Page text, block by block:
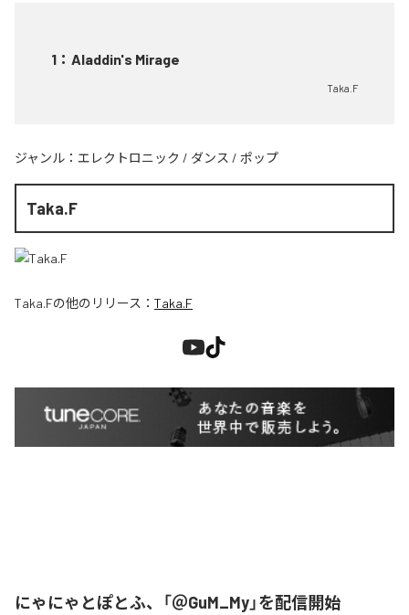
1 ： Aladdin's Mirage
Taka.F
ジャンル： エレクトロニック / ダンス / ポップ
Taka.F
Taka.Fの他のリリース： Taka.F
にゃにゃとぽとふ、「＠GuM_My」を配信開始